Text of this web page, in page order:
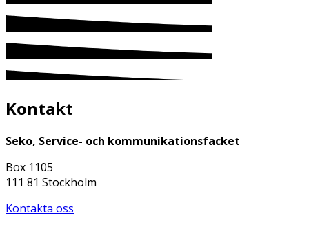
Kontakt
Seko, Service- och kommunikationsfacket
Box 1105
111 81 Stockholm
Kontakta oss